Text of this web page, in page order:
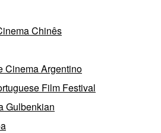
Chinês
Cinema Argentino
Film Festival
Gulbenkian